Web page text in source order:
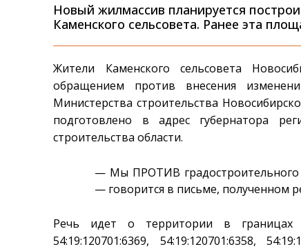
Новый жилмассив планируется
Каменского сельсовета. Ранее эта
Жители Каменского сельсовета
обращением против внесения
Министерства строительства
подготовлено в адрес губернатора
строительства области.
— Мы ПРОТИВ градостроительного
— говорится в письме, полученном
Речь идет о территории в границах
54:19:120701:6369, 54:19:120701:6358,